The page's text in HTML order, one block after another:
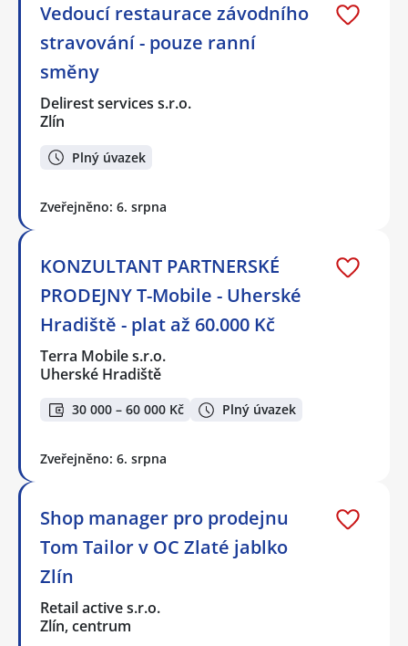
Vedoucí restaurace závodního
stravování - pouze ranní
směny
Delirest services s.r.o.
Zlín
Plný úvazek
Zveřejněno: 6. srpna
KONZULTANT PARTNERSKÉ
PRODEJNY T-Mobile - Uherské
Hradiště - plat až 60.000 Kč
Terra Mobile s.r.o.
Uherské Hradiště
30 000 – 60 000 Kč Plný úvazek
Zveřejněno: 6. srpna
Shop manager pro prodejnu
Tom Tailor v OC Zlaté jablko
Zlín
Retail active s.r.o.
Zlín, centrum